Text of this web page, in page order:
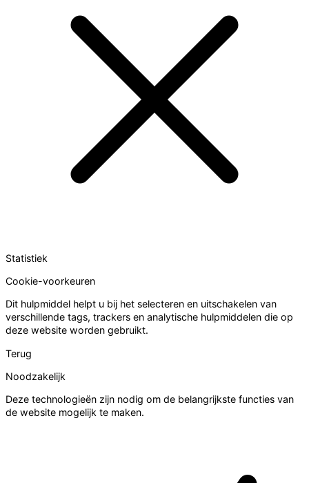
Statistiek
Cookie-voorkeuren
Dit hulpmiddel helpt u bij het selecteren en uitschakelen van
verschillende tags, trackers en analytische hulpmiddelen die op
deze website worden gebruikt.
Terug
Noodzakelijk
Deze technologieën zijn nodig om de belangrijkste functies van
de website mogelijk te maken.